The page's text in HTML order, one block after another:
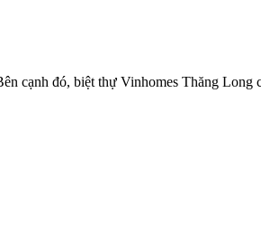
cạnh đó, biệt thự Vinhomes Thăng Long